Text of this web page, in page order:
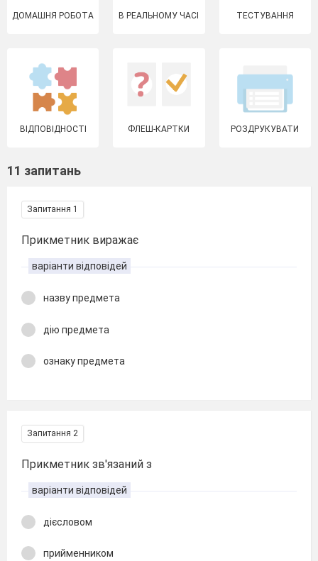
ДОМАШНЯ РОБОТА В РЕАЛЬНОМУ ЧАСІ ТЕСТУВАННЯ
ВІДПОВІДНОСТІ ФЛЕШ-КАРТКИ РОЗДРУКУВАТИ
11 запитань
Запитання 1
Прикметник виражає
варіанти відповідей
назву предмета
дію предмета
ознаку предмета
Запитання 2
Прикметник зв'язаний з
варіанти відповідей
дієсловом
прийменником